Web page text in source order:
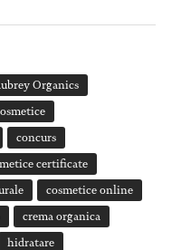
Organics
concurs
certificate
cosmetice online
crema organica
hidratare